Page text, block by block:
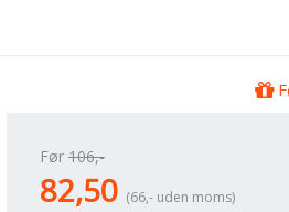
Før 106,-
82,50 (66,- uden moms)